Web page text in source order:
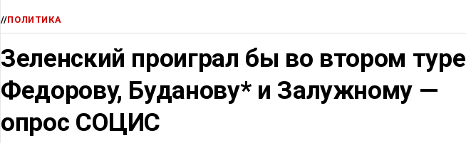
//ПОЛИТИКА
Зеленский проиграл бы во втором туре
Федорову, Буданову* и Залужному —
опрос СОЦИС